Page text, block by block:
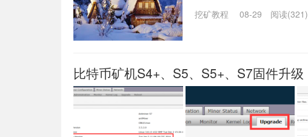
挖矿教程 08-29 阅读(321)
比特币矿机S4+、S5、S5+、S7固件升级